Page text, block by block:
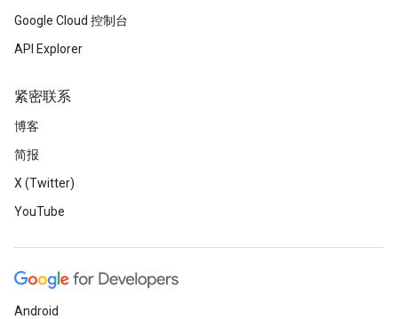
Google Cloud 控制台
API Explorer
紧密联系
博客
简报
X (Twitter)
YouTube
Android